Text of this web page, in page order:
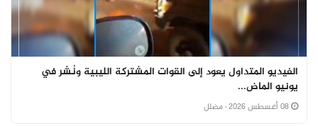
الفيديو المتداول يعود إلى القوات المشتركة الليبية ونُشر في
يونيو الماض...
· مضلل